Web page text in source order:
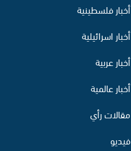
أخبار فلسطينية
أخبار اسرائيلية
أخبار عربية
أخبار عالمية
مقالات رأي
فيديو